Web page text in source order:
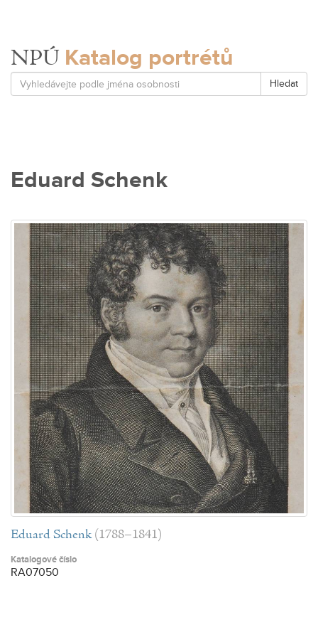
NPÚ Katalog portrétů
Hledat
Eduard Schenk
Eduard Schenk (1788–1841)
Katalogové číslo
RA07050